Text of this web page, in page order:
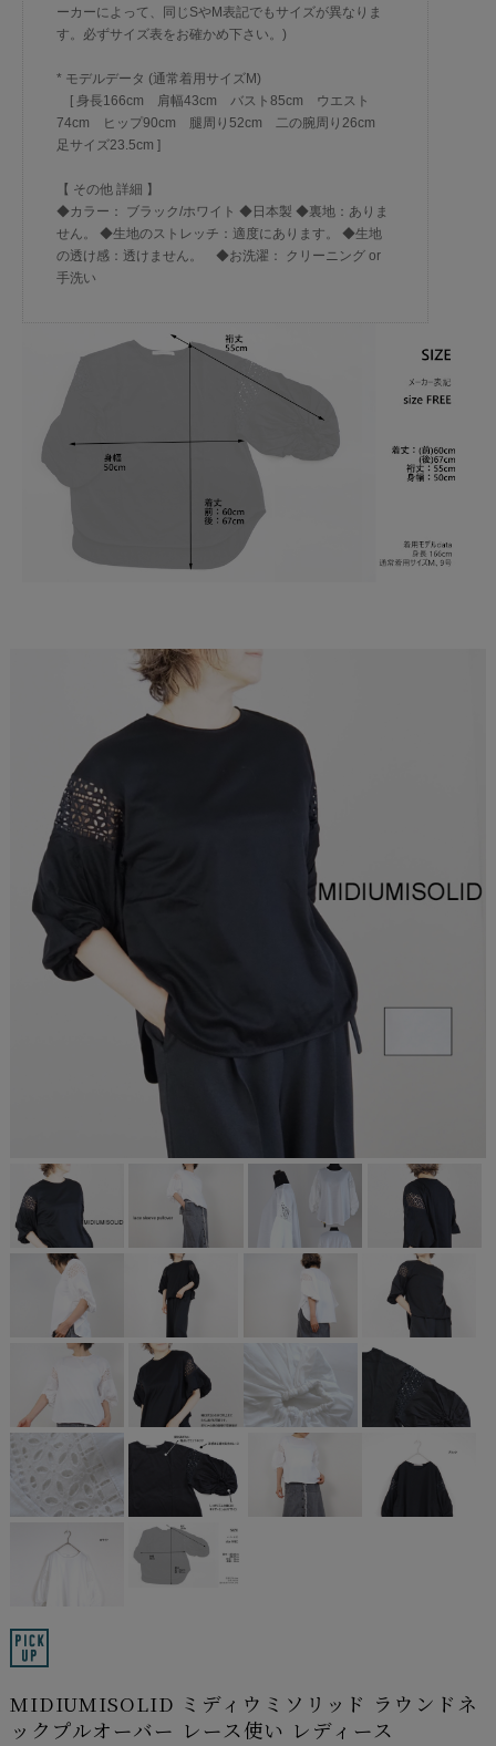
ーカーによって、同じSやM表記でもサイズが異なりま
す。必ずサイズ表をお確かめ下さい。)
* モデルデータ (通常着用サイズM)
[ 身長166cm 肩幅43cm バスト85cm ウエスト
74cm ヒップ90cm 腿周り52cm 二の腕周り26cm
足サイズ23.5cm ]
【 その他 詳細 】
◆カラー： ブラック/ホワイト ◆日本製 ◆裏地：ありま
せん。 ◆生地のストレッチ：適度にあります。 ◆生地
の透け感：透けません。 ◆お洗濯： クリーニング or
手洗い
MIDIUMISOLID ミディウミソリッド ラウンドネ
ックプルオーバー レース使い レディース